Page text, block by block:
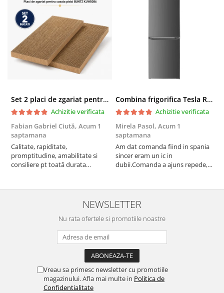
Set 2 placi de zgariat pentru casuta pisici BUNTZ KJW5086, compatibile cu casuta 59 x 28.5 x 35 cm
Achizitie verificata
Fabian Gabriel Ciută, Acum 1
saptamana
Calitate, rapiditate,
promptitudine, amabilitate si
consiliere pt toată durata
Combina frigorifica Tesla RC2600HXE, 262 l, Clasa E, Iluminare LED, dezghetare automata frigider, H 180 cm, Inox
Achizitie verificata
Mirela Pasol, Acum 1
saptamana
Am dat comanda fiind in spania
sincer eram un ic in
dubii.Comanda a ajuns repede,in
treaba,va multumesc pentru
rapiditate si
amabilitate,RECOMAND 100%
NEWSLETTER
Nu rata ofertele si promotiile noastre
Vreau sa primesc newsletter cu promotiile
magazinului. Afla mai multe in Politica de
Confidentialitate